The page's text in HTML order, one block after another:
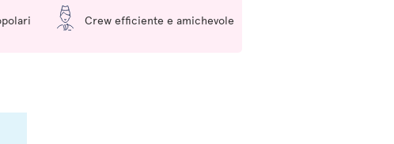
Crew efficiente e amichevole